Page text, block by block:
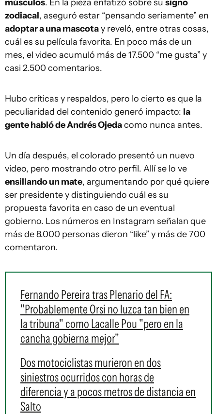
músculos. En la pieza enfatizó sobre su signo
zodiacal, aseguró estar “pensando seriamente” en
adoptar a una mascotay reveló, entre otras cosas,
cuál es su película favorita. En poco más de un
mes, el video acumuló más de 17.500 “me gusta” y
casi 2.500 comentarios.
Hubo críticas y respaldos, pero lo cierto es que la
peculiaridad del contenido generó impacto: la
gente habló de Andrés Ojedacomo nunca antes.
Un día después, el colorado presentó un nuevo
video, pero mostrando otro perfil. Allí se lo ve
ensillando un mate, argumentando por qué quiere
ser presidente y distinguiendo cuál es su
propuesta favorita en caso de un eventual
gobierno. Los números en Instagram señalan que
más de 8.000 personas dieron “like” y más de 700
comentaron.
Fernando Pereira tras Plenario del FA:
"Probablemente Orsi no luzca tan bien en
la tribuna" como Lacalle Pou "pero en la
cancha gobierna mejor"
Dos motociclistas murieron en dos
siniestros ocurridos con horas de
diferencia y a pocos metros de distancia en
Salto